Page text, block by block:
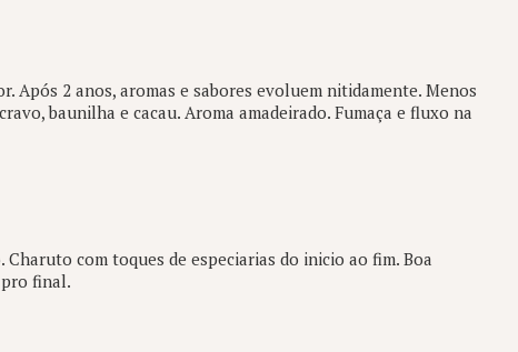
Após 2 anos, aromas e sabores evoluem nitidamente. Menos
baunilha e cacau. Aroma amadeirado. Fumaça e fluxo na
com toques de especiarias do inicio ao fim. Boa
final.